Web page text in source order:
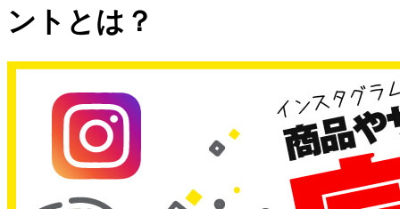
ントとは？